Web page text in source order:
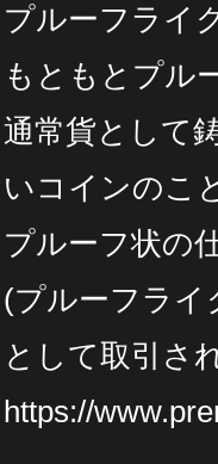
プルーフライ
もともとプル
通常貨として
いコインのこ
プルーフ状の
(プルーフライ
として取引さ
https://